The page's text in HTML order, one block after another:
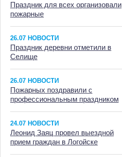
Праздник для всех организовали
пожарные
26.07 НОВОСТИ
Праздник деревни отметили в
Селище
26.07 НОВОСТИ
Пожарных поздравили с
профессиональным праздником
24.07 НОВОСТИ
Леонид Заяц провел выездной
прием граждан в Логойске